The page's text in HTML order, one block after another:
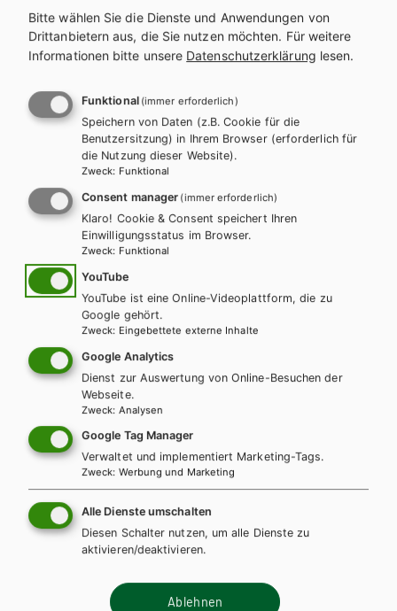
Exklusiv über die Schulbuchaktion
erhältlich.
Weitere Bände dieser
Schulbuchreihe
Best Shots AHS. Student's Book 5 inkl.
Bitte wählen Sie die Dienste und Anwendungen von
Drittanbietern aus, die Sie nutzen möchten. Für weitere
Informationen bitte unsere Datenschutzerklärung lesen.
Funktional (immer erforderlich)
Speichern von Daten (z.B. Cookie für die
Benutzersitzung) in Ihrem Browser (erforderlich für
die Nutzung dieser Website).
Zweck: Funktional
Consent manager (immer erforderlich)
Klaro! Cookie & Consent speichert Ihren
Einwilligungsstatus im Browser.
Zweck: Funktional
YouTube
YouTube ist eine Online-Videoplattform, die zu
Google gehört.
Zweck: Eingebettete externe Inhalte
Google Analytics
Dienst zur Auswertung von Online-Besuchen der
Webseite.
Zweck: Analysen
Google Tag Manager
Verwaltet und implementiert Marketing-Tags.
Zweck: Werbung und Marketing
Alle Dienste umschalten
Diesen Schalter nutzen, um alle Dienste zu
aktivieren/deaktivieren.
Ablehnen